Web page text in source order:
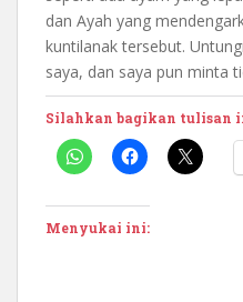
dan Ayah yang
kuntilanak tersebut.
saya, dan saya pun minta
Silahkan bagikan tulisan
Menyukai ini: